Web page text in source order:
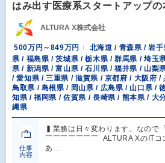
はみ出す医療系スタートアップ
ALTURA X株式会社
500万円～849万円
北海道 / 青森県 / 岩
県 / 福島県 / 茨城県 / 栃木県 / 群馬県 / 埼玉
県 / 新潟県 / 富山県 / 石川県 / 福井県 / 山梨
/ 愛知県 / 三重県 / 滋賀県 / 京都府 / 大阪府 /
鳥取県 / 島根県 / 岡山県 / 広島県 / 山口県 /
知県 / 福岡県 / 佐賀県 / 長崎県 / 熊本県 / 大
縄県
仕事
内容
▍業務は日々変わります。なので
￣￣￣￣￣￣￣ ALTURA XのITコ
あ…